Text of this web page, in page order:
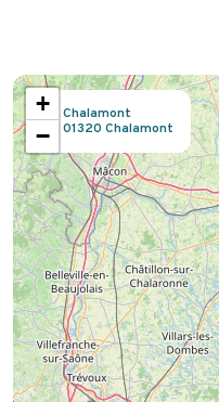
location_on Chalamont
01320 Chalamont
+
−